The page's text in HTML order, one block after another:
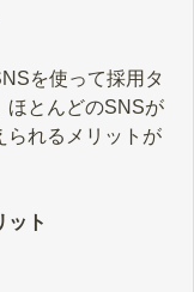
を使って採用タ
ほとんどのSNSが
られるメリットが
ット